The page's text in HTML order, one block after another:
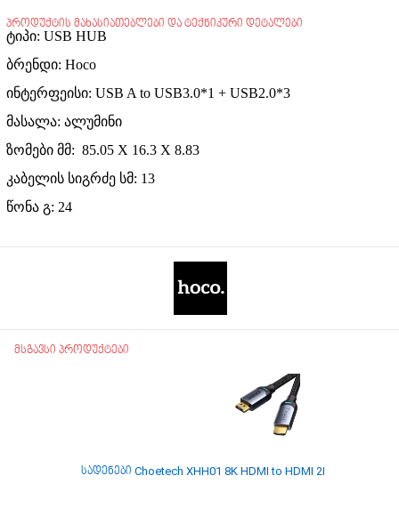
პროდუქტის მახასიათებლები და ტექნიკური დეტალები
ტიპი: USB HUB
ბრენდი: Hoco
ინტერფეისი: USB A to USB3.0*1 + USB2.0*3
მასალა: ალუმინი
ზომები მმ: 85.05 X 16.3 X 8.83
კაბელის სიგრძე სმ: 13
წონა გ: 24
მსგავსი პროდუქტები
სადენები Choetech XHH01 8K HDMI to HDMI 2M 165Hz